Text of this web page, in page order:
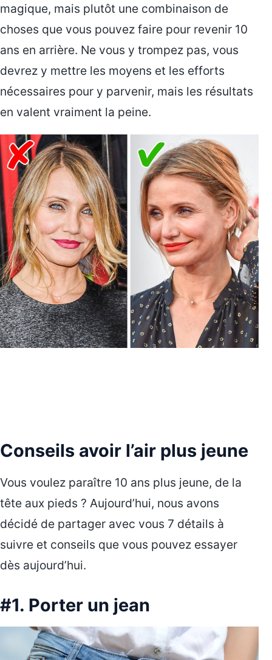
magique, mais plutôt une combinaison de
choses que vous pouvez faire pour revenir 10
ans en arrière. Ne vous y trompez pas, vous
devrez y mettre les moyens et les efforts
nécessaires pour y parvenir, mais les résultats
en valent vraiment la peine.
Conseils avoir l’air plus jeune
Vous voulez paraître 10 ans plus jeune, de la
tête aux pieds ? Aujourd’hui, nous avons
décidé de partager avec vous 7 détails à
suivre et conseils que vous pouvez essayer
dès aujourd’hui.
#1. Porter un jean